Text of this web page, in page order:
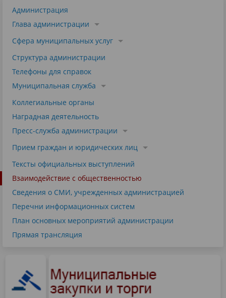
Администрация
Глава администрации
Сфера муниципальных услуг
Структура администрации
Телефоны для справок
Муниципальная служба
Коллегиальные органы
Наградная деятельность
Пресс-служба администрации
Прием граждан и юридических лиц
Тексты официальных выступлений
Взаимодействие с общественностью
Сведения о СМИ, учрежденных администрацией
Перечни информационных систем
План основных мероприятий администрации
Прямая трансляция